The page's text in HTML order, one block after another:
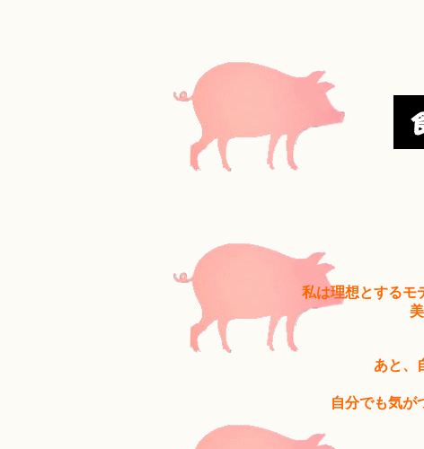
私は理想とするモ
あと、
自分でも気が